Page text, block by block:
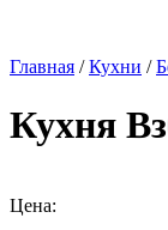
Главная /Кухни /
Кухня
Цена: